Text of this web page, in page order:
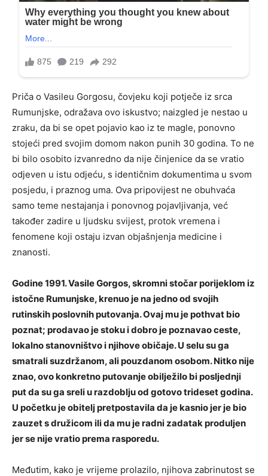
Priča o Vasileu Gorgosu, čovjeku koji potječe iz srca
Rumunjske, odražava ovo iskustvo; naizgled je nestao u
zraku, da bi se opet pojavio kao iz te magle, ponovno
stojeći pred svojim domom nakon punih 30 godina. To ne
bi bilo osobito izvanredno da nije činjenice da se vratio
odjeven u istu odjeću, s identičnim dokumentima u svom
posjedu, i praznog uma. Ova pripovijest ne obuhvaća
samo teme nestajanja i ponovnog pojavljivanja, već
također zadire u ljudsku svijest, protok vremena i
fenomene koji ostaju izvan objašnjenja medicine i
znanosti.
Godine 1991. Vasile Gorgos, skromni stočar porijeklom iz
istočne Rumunjske, krenuo je na jedno od svojih
rutinskih poslovnih putovanja. Ovaj mu je pothvat bio
poznat; prodavao je stoku i dobro je poznavao ceste,
lokalno stanovništvo i njihove običaje. U selu su ga
smatrali suzdržanom, ali pouzdanom osobom. Nitko nije
znao, ovo konkretno putovanje obilježilo bi posljednji
put da su ga sreli u razdoblju od gotovo trideset godina.
U početku je obitelj pretpostavila da je kasnio jer je bio
zauzet s družicom ili da mu je radni zadatak produljen
jer se nije vratio prema rasporedu.
Međutim, kako je vrijeme prolazilo, njihova zabrinutost se